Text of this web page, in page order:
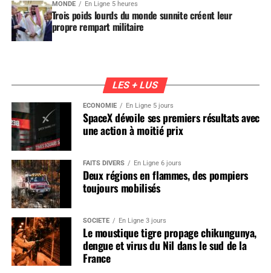
MONDE En Ligne 5 heures
Trois poids lourds du monde sunnite créent leur
propre rempart militaire
LES + LUS
ÉCONOMIE En Ligne 5 jours
SpaceX dévoile ses premiers résultats avec
une action à moitié prix
FAITS DIVERS En Ligne 6 jours
Deux régions en flammes, des pompiers
toujours mobilisés
SOCIÉTÉ En Ligne 3 jours
Le moustique tigre propage chikungunya,
dengue et virus du Nil dans le sud de la
France